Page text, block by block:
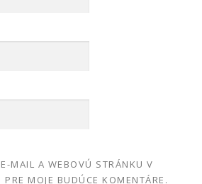
MAIL A WEBOVÚ STRÁNKU V
MOJE BUDÚCE KOMENTÁRE.